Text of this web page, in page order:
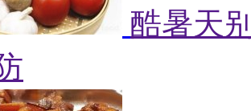
酷暑天